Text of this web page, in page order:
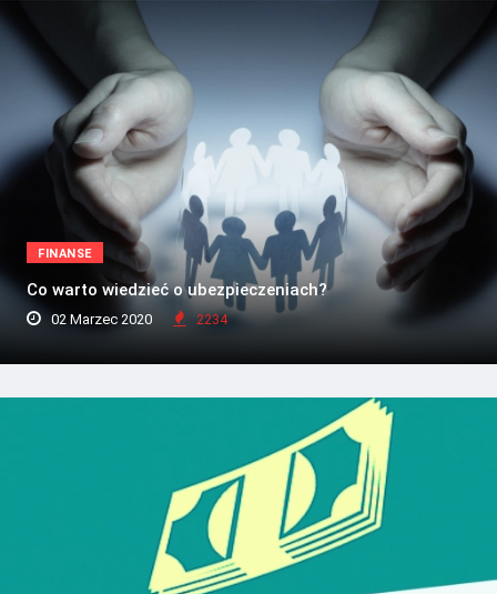
FINANSE
Co warto wiedzieć o ubezpieczeniach?
02 Marzec 2020 2234